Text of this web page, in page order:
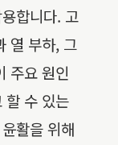
합니다. 고
열 부하, 그
주요 원인
할 수 있는
활을 위해